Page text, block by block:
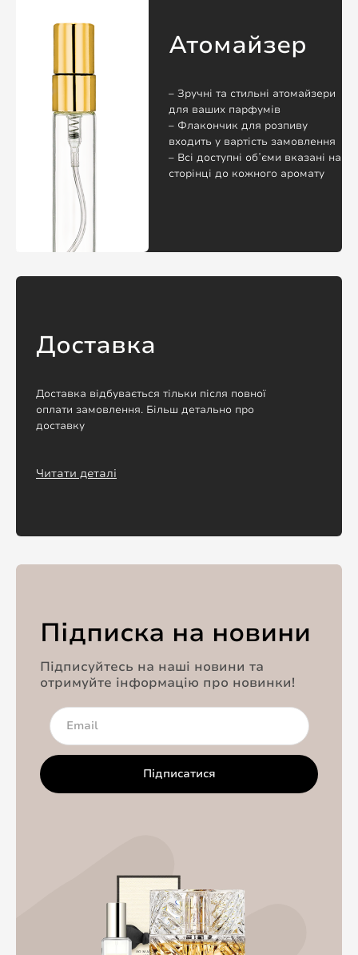
Атомайзер
– Зручні та стильні атомайзери
для ваших парфумів
– Флакончик для розпиву
входить у вартість замовлення
– Всі доступні обʼєми вказані на
сторінці до кожного аромату
Доставка
Доставка відбувається тільки після повної
оплати замовлення. Більш детально про
доставку
Читати деталі
Підписка на новини
Підписуйтесь на наші новини та
отримуйте інформацію про новинки!
Підписатися